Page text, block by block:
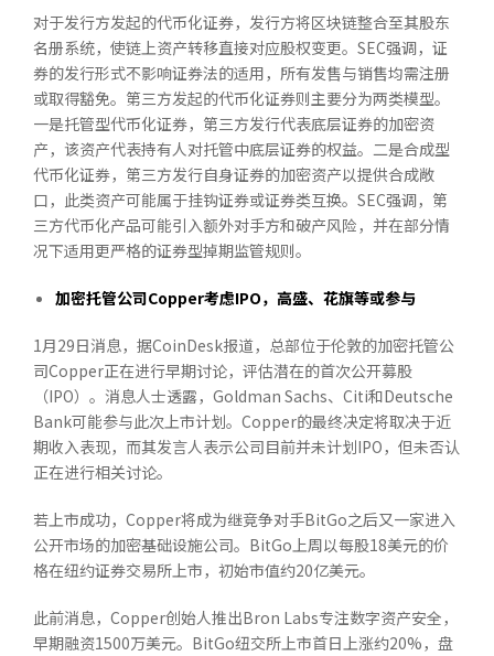
对于发行方发起的代币化证券，发行方将区块链整合至其股东
名册系统，使链上资产转移直接对应股权变更。SEC强调，证
券的发行形式不影响证券法的适用，所有发售与销售均需注册
或取得豁免。第三方发起的代币化证券则主要分为两类模型。
一是托管型代币化证券，第三方发行代表底层证券的加密资
产，该资产代表持有人对托管中底层证券的权益。二是合成型
代币化证券，第三方发行自身证券的加密资产以提供合成敞
口，此类资产可能属于挂钩证券或证券类互换。SEC强调，第
三方代币化产品可能引入额外对手方和破产风险，并在部分情
况下适用更严格的证券型掉期监管规则。
加密托管公司Copper考虑IPO，高盛、花旗等或参与
1月29日消息，据CoinDesk报道，总部位于伦敦的加密托管公
司Copper正在进行早期讨论，评估潜在的首次公开募股
（IPO）。消息人士透露，Goldman Sachs、Citi和Deutsche
Bank可能参与此次上市计划。Copper的最终决定将取决于近
期收入表现，而其发言人表示公司目前并未计划IPO，但未否认
正在进行相关讨论。
若上市成功，Copper将成为继竞争对手BitGo之后又一家进入
公开市场的加密基础设施公司。BitGo上周以每股18美元的价
格在纽约证券交易所上市，初始市值约20亿美元。
此前消息，Copper创始人推出Bron Labs专注数字资产安全，
早期融资1500万美元。BitGo纽交所上市首日上涨约20%，盘